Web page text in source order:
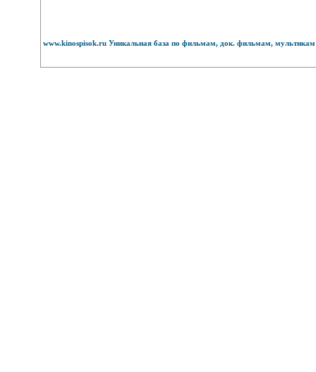
www.kinospisok.ru Уникальная база по фильмам, док. фильмам,